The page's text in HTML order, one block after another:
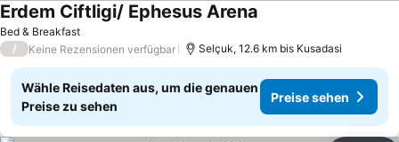
Bed & Breakfast
Erdem Ciftligi/ Ephesus Arena
/ Keine Rezensionen verfügbar Selçuk, 12.6 km bis Kusadasi
Wähle Reisedaten aus, um die genauen
Preise zu sehen
Preise sehen